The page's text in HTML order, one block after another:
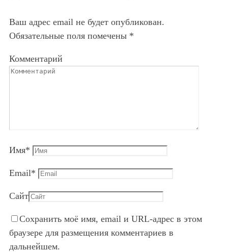
Ваш адрес email не будет опубликован.
Обязательные поля помечены *
Комментарий
Имя*
Email*
Сайт
Сохранить моё имя, email и URL-адрес в этом
браузере для размещения комментариев в
дальнейшем.